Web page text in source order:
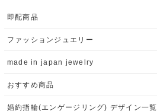
即配商品
ファッションジュエリー
made in japan jewelry
おすすめ商品
婚約指輪(エンゲージリング) デザイン一覧